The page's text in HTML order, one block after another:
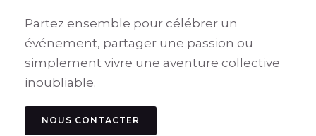
Partez ensemble pour célébrer un
événement, partager une passion ou
simplement vivre une aventure collective
inoubliable.
NOUS CONTACTER